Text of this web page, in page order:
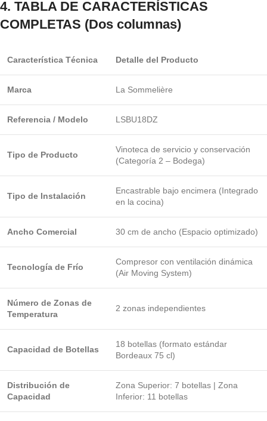
4. TABLA DE CARACTERÍSTICAS
COMPLETAS (Dos columnas)
Característica Técnica Detalle del Producto
Marca La Sommelière
Referencia / Modelo LSBU18DZ
Tipo de Producto
Vinoteca de servicio y conservación
(Categoría 2 – Bodega)
Tipo de Instalación
Encastrable bajo encimera (Integrado
en la cocina)
Ancho Comercial 30 cm de ancho (Espacio optimizado)
Tecnología de Frío
Compresor con ventilación dinámica
(Air Moving System)
Número de Zonas de
Temperatura
2 zonas independientes
Capacidad de Botellas
18 botellas (formato estándar
Bordeaux 75 cl)
Distribución de
Capacidad
Zona Superior: 7 botellas | Zona
Inferior: 11 botellas